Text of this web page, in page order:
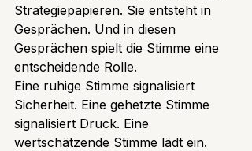
Strategiepapieren. Sie entsteht in
Gesprächen. Und in diesen
Gesprächen spielt die Stimme eine
entscheidende Rolle.
Eine ruhige Stimme signalisiert
Sicherheit. Eine gehetzte Stimme
signalisiert Druck. Eine
wertschätzende Stimme lädt ein.